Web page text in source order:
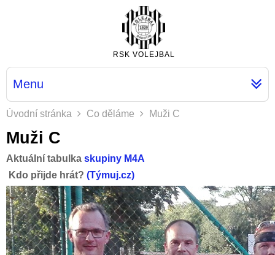
RSK VOLEJBAL
Menu
Úvodní stránka Co děláme Muži C
Muži C
Aktuální tabulka skupiny M4A
Kdo přijde hrát? (Týmuj.cz)